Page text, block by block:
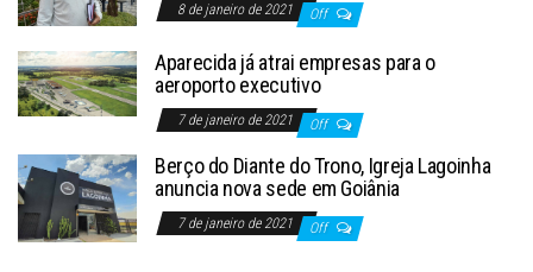
8 de janeiro de 2021 Off
Aparecida já atrai empresas para o
aeroporto executivo
7 de janeiro de 2021 Off
Berço do Diante do Trono, Igreja Lagoinha
anuncia nova sede em Goiânia
7 de janeiro de 2021 Off